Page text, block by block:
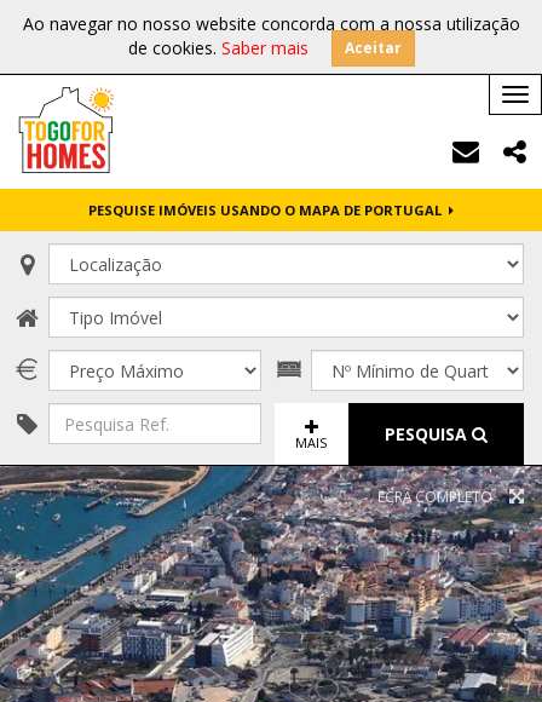
Ao navegar no nosso website concorda com a nossa utilização
de cookies. Saber mais Aceitar
PESQUISE IMÓVEIS USANDO O MAPA DE PORTUGAL
MAIS PESQUISA
ECRÃ COMPLETO